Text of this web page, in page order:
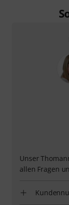
Unser
allen Fragen